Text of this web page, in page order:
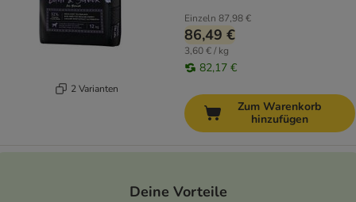
2 Varianten
Einzeln 87,98 €
86,49 €
3,60 € / kg
82,17 €
Zum Warenkorb
hinzufügen
Deine Vorteile